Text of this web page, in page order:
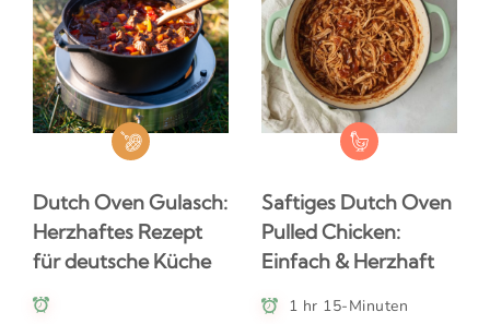
Dutch Oven Gulasch:
Herzhaftes Rezept
für deutsche Küche
Saftiges Dutch Oven
Pulled Chicken:
Einfach & Herzhaft
1 hr 15-Minuten